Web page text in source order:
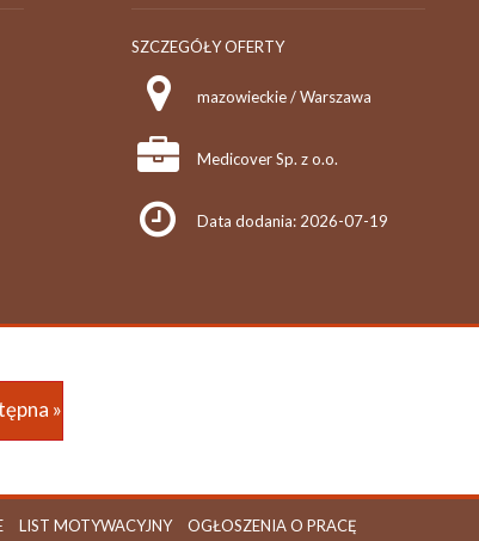
SZCZEGÓŁY OFERTY
mazowieckie / Warszawa
Medicover Sp. z o.o.
Data dodania: 2026-07-19
»
LIST MOTYWACYJNY OGŁOSZENIA O PRACĘ